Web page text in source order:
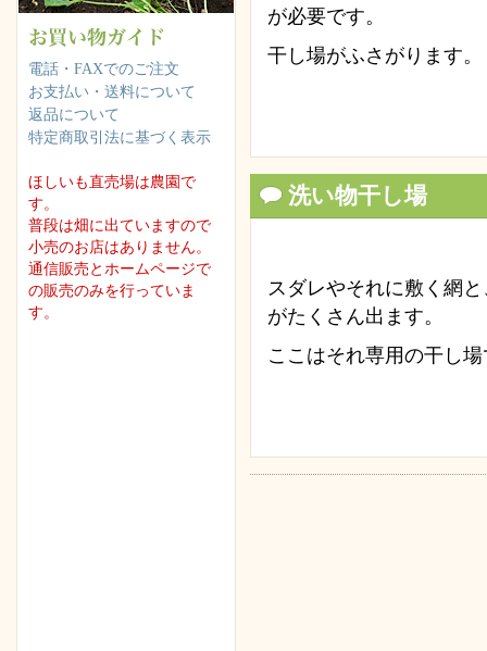
が必要です。
干し場がふさがります。
洗い物干し場
スダレやそれに敷く網
がたくさん出ます。
ここはそれ専用の干し
電話・FAXでのご注文
お支払い・送料について
返品について
特定商取引法に基づく表示
ほしいも直売場は農園で
す。
普段は畑に出ていますので
小売のお店はありません。
通信販売とホームページで
の販売のみを行っていま
す。